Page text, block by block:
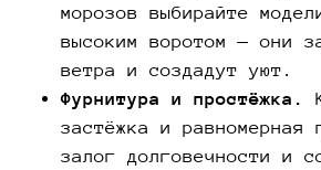
морозов выбирайте
высоким воротом — они
ветра и создадут уют.
Фурнитура и простёжка.
застёжка и равномерная
залог долговечности и